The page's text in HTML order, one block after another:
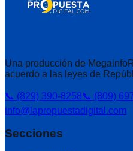
Una producción de
acuerdo a las leyes de
📞 (829) 390-8258📞 (809)
info@lapropuestadigital.com
Secciones